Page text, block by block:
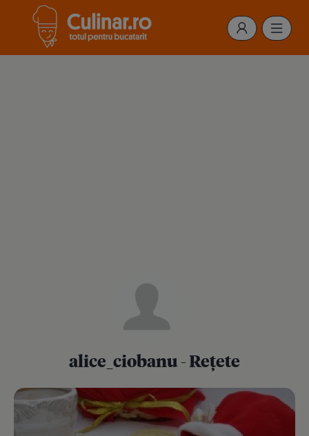
alice_ciobanu - Rețete